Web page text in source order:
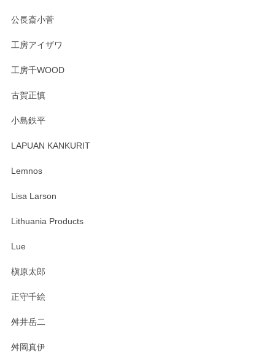
す。 素敵な湯呑みでとても気に入りました。 発送も早く、
たm(_)m
います。無事に届いたようで安心いたしまし
公長斎小菅
工房アイザワ
工房千WOOD
古賀正慎
小島鉄平
LAPUAN KANKURIT
Lemnos
Lisa Larson
Lithuania Products
Lue
槇原太郎
正守千絵
舛井岳二
舛岡真伊